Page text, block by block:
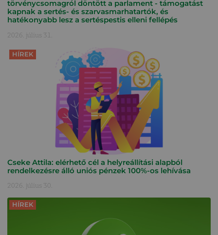
törvénycsomagról döntött a parlament - támogatást
kapnak a sertés- és szarvasmarhatartók, és
hatékonyabb lesz a sertéspestis elleni fellépés
2026. július 31.
HÍREK
Cseke Attila: elérhető cél a helyreállítási alapból
rendelkezésre álló uniós pénzek 100%-os lehívása
2026. július 30.
HÍREK